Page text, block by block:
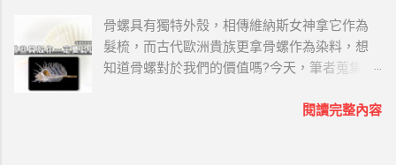
盛，廣被大眾，且能降魔，故稱「法螺」。
（三）宗教寓意 其雄壯而神氣的外觀是力量的
象徵，據說能驅魔辟邪、保佑平安，海民和山
要法器，倍受尊崇。 古代的人們相信大法螺具
林西那貝亞屬。 殼呈圓球形，背部隆起，前端
突出，螺層內捲。殼表光滑，棕褐色，上面散
佈大小不等的淺色圓斑。腹面淺棕褐色，殼齒
睞，具有較高觀賞和收藏價值。 王子寶螺 學
骨螺具有獨特外殼，相傳維納斯女神拿它作為
髮梳，而古代歐洲貴族更拿骨螺作為染料，想
知道骨螺對於我們的價值嗎?今天，筆者蒐集相
資料 學名：Muricidae 簡介：俗稱骨螺科，是腹
閱讀完整內容